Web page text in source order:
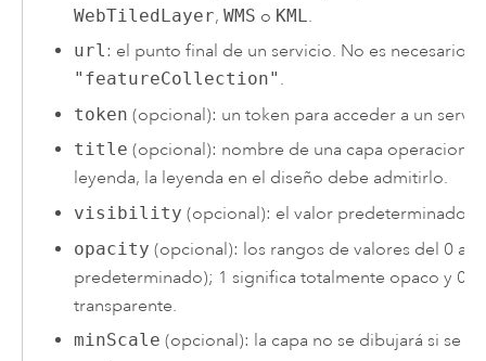
WebTiledLayer,WMS o KML .
url: el punto final de un servicio. No es necesario
"featureCollection" .
token (opcional): un token para acceder a un
title (opcional): nombre de una capa
leyenda, la leyenda en el diseño debe admitirlo.
visibility (opcional): el valor predeterminado
opacity (opcional): los rangos de valores del 0 al
predeterminado); 1 significa totalmente opaco y 0
transparente.
minScale (opcional): la capa no se dibujará si se